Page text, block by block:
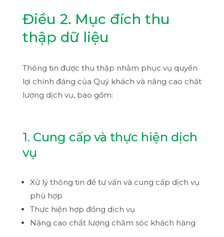
Điều 2. Mục đích thu
thập dữ liệu
Thông tin được thu thập nhằm phục vụ quyền
lợi chính đáng của Quý khách và nâng cao chất
lượng dịch vụ, bao gồm:
1. Cung cấp và thực hiện dịch
vụ
Xử lý thông tin để tư vấn và cung cấp dịch vụ
phù hợp
Thực hiện hợp đồng dịch vụ
Nâng cao chất lượng chăm sóc khách hàng